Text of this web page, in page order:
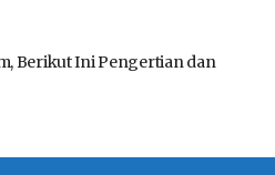
Berikut Ini Pengertian dan